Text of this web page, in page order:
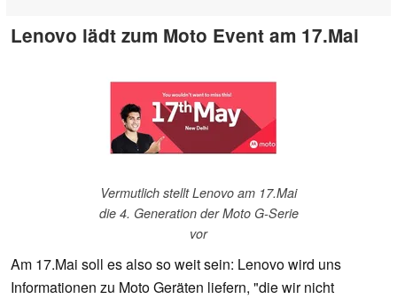
Lenovo lädt zum Moto Event am 17.Mai
Vermutlich stellt Lenovo am 17.Mai
die 4. Generation der Moto G-Serie
vor
Am 17.Mai soll es also so weit sein: Lenovo wird uns
Informationen zu Moto Geräten liefern, "die wir nicht